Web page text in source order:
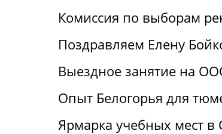
Комиссия по выборам
Поздравляем Елену
Выездное занятие на
Опыт Белогорья для
Ярмарка учебных мест в